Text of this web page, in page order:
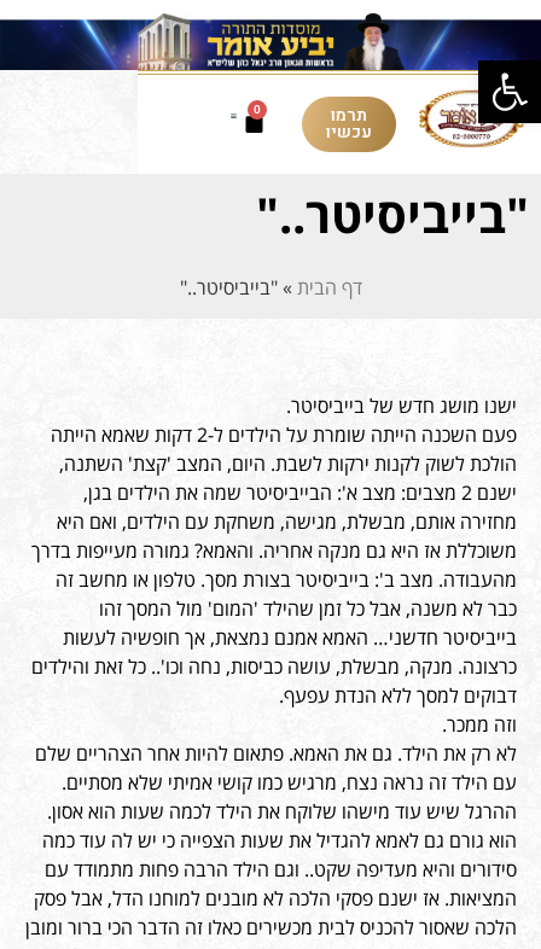
פתח סרגל נגישות
תרמו
עכשיו
0
"בייביסיטר.."
דף הבית »"בייביסיטר.."
ישנו מושג חדש של בייביסיטר.
פעם השכנה הייתה שומרת על הילדים ל-2 דקות שאמא הייתה
הולכת לשוק לקנות ירקות לשבת. היום, המצב 'קצת' השתנה,
ישנם 2 מצבים: מצב א': הבייביסיטר שמה את הילדים בגן,
מחזירה אותם, מבשלת, מגישה, משחקת עם הילדים, ואם היא
משוכללת אז היא גם מנקה אחריה. והאמא? גמורה מעייפות בדרך
מהעבודה. מצב ב': בייביסיטר בצורת מסך. טלפון או מחשב זה
כבר לא משנה, אבל כל זמן שהילד 'המום' מול המסך זהו
בייביסיטר חדשני… האמא אמנם נמצאת, אך חופשיה לעשות
כרצונה. מנקה, מבשלת, עושה כביסות, נחה וכו'.. כל זאת והילדים
דבוקים למסך ללא הנדת עפעף.
וזה ממכר.
לא רק את הילד. גם את האמא. פתאום להיות אחר הצהריים שלם
עם הילד זה נראה נצח, מרגיש כמו קושי אמיתי שלא מסתיים.
ההרגל שיש עוד מישהו שלוקח את הילד לכמה שעות הוא אסון.
הוא גורם גם לאמא להגדיל את שעות הצפייה כי יש לה עוד כמה
סידורים והיא מעדיפה שקט.. וגם הילד הרבה פחות מתמודד עם
המציאות. אז ישנם פסקי הלכה לא מובנים למוחנו הדל, אבל פסק
הלכה שאסור להכניס לבית מכשירים כאלו זה הדבר הכי ברור ומובן